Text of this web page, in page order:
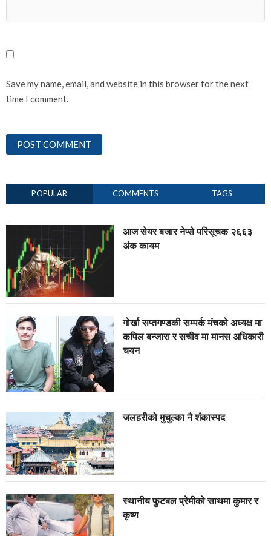
Save my name, email, and website in this browser for the next
time I comment.
POPULAR COMMENTS TAGS
आज सेयर बजार नेप्से परिसूचक २६६३
अंक कायम
गोर्खा सप्तगण्डकी सम्पर्क मंचको अध्यक्ष मा
कपिल बन्जारा र सचीव मा मानस अधिकारी
चयन
जलहरीको मुचुल्का नै शंंकास्पद
स्थानीय फुटबल प्रेमीको साथमा कुमार र
कृष्ण